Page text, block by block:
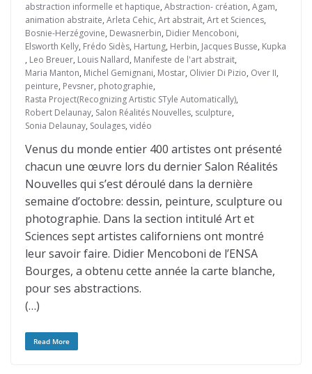
abstraction informelle et haptique, Abstraction- création, Agam,
animation abstraite, Arleta Cehic, Art abstrait, Art et Sciences,
Bosnie-Herzégovine, Dewasnerbin, Didier Mencoboni,
Elsworth Kelly, Frédo Sidès, Hartung, Herbin, Jacques Busse, Kupka
, Leo Breuer, Louis Nallard, Manifeste de l'art abstrait,
Maria Manton, Michel Gemignani, Mostar, Olivier Di Pizio, Over II,
peinture, Pevsner, photographie,
Rasta Project(Recognizing Artistic STyle Automatically),
Robert Delaunay, Salon Réalités Nouvelles, sculpture,
Sonia Delaunay, Soulages, vidéo
Venus du monde entier 400 artistes ont présenté
chacun une œuvre lors du dernier Salon Réalités
Nouvelles qui s’est déroulé dans la dernière
semaine d’octobre: dessin, peinture, sculpture ou
photographie. Dans la section intitulé Art et
Sciences sept artistes californiens ont montré
leur savoir faire. Didier Mencoboni de l’ENSA
Bourges, a obtenu cette année la carte blanche,
pour ses abstractions.
(…)
Read More